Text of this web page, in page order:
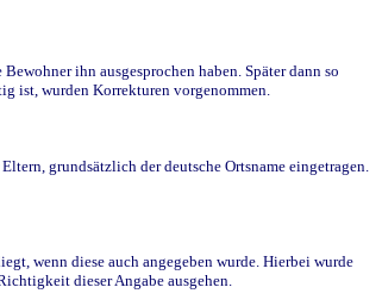
ihn ausgesprochen haben. Später dann so
ist, wurden Korrekturen vorgenommen.
grundsätzlich der deutsche Ortsname eingetragen.
wenn diese auch angegeben wurde. Hierbei wurde
dieser Angabe ausgehen.